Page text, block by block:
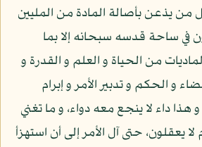
من يذعن بأصالة المادة من المليين
في ساحة قدسه سبحانه إلا بما
من الحياة و العلم و القدرة و
و الحكم و تدبير الأمر و إبرام
هذا داء لا ينجع معه دواء، و ما تغني
يعقلون، حتى آل الأمر إلى أن استهزأ